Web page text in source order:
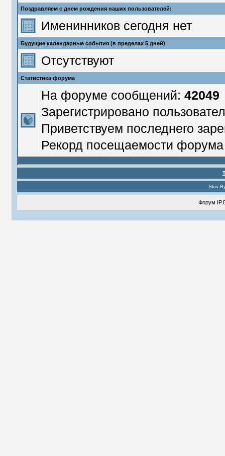
Поздравляем с днем рождения наших пользователей:
Именинников сегодня нет
Будущие календарные события (в пределах 5 дней)
Отсутствуют
Статистика форума
На форуме сообщений: 42049
Зарегистрировано
Приветствуем последнего
Рекорд посещаемости
Skin
Форум